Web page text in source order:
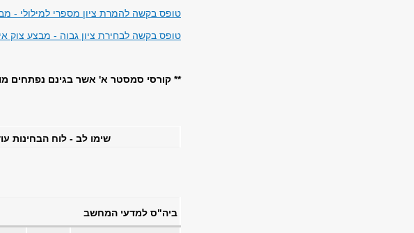
טופס בקשה להמרת ציון מספרי למילולי -
טופס בקשה לבחירת ציון גבוה - מבצע צוק
** קורסי סמסטר א' אשר בגינם נפתחים
שימו לב - לוח הבחינות
ביה"ס למדעי המחשב